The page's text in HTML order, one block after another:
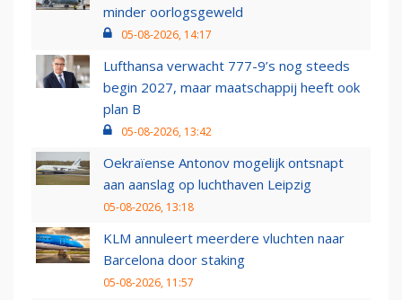
minder oorlogsgeweld
05-08-2026, 14:17
Lufthansa verwacht 777-9’s nog steeds
begin 2027, maar maatschappij heeft ook
plan B
05-08-2026, 13:42
Oekraïense Antonov mogelijk ontsnapt
aan aanslag op luchthaven Leipzig
05-08-2026, 13:18
KLM annuleert meerdere vluchten naar
Barcelona door staking
05-08-2026, 11:57